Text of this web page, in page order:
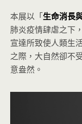
本展以「生命消長
肺炎疫情肆虐之下
宣達所致使人類生
之際，大自然卻不
意盎然。